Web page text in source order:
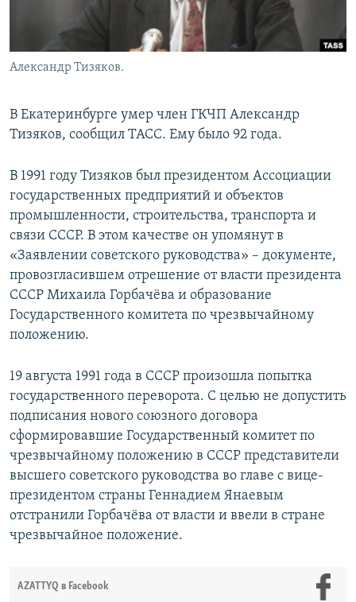
Александр Тизяков.
В Екатеринбурге умер член ГКЧП Александр
Тизяков, сообщил ТАСС. Ему было 92 года.
В 1991 году Тизяков был президентом Ассоциации
государственных предприятий и объектов
промышленности, строительства, транспорта и
связи СССР. В этом качестве он упомянут в
«Заявлении советского руководства» – документе,
провозгласившем отрешение от власти президента
СССР Михаила Горбачёва и образование
Государственного комитета по чрезвычайному
положению.
19 августа 1991 года в СССР произошла попытка
государственного переворота. С целью не допустить
подписания нового союзного договора
сформировавшие Государственный комитет по
чрезвычайному положению в СССР представители
высшего советского руководства во главе с вице-
президентом страны Геннадием Янаевым
отстранили Горбачёва от власти и ввели в стране
чрезвычайное положение.
AZATTYQ в Facebook